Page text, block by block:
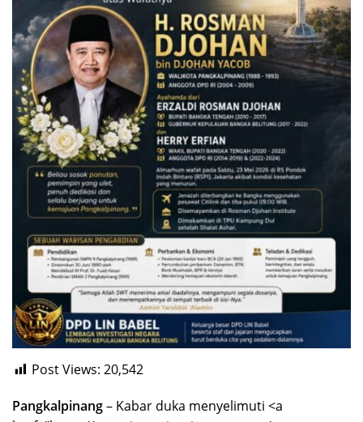
Post Views: 20,542
Pangkalpinang– Kabar duka menyelimuti <a